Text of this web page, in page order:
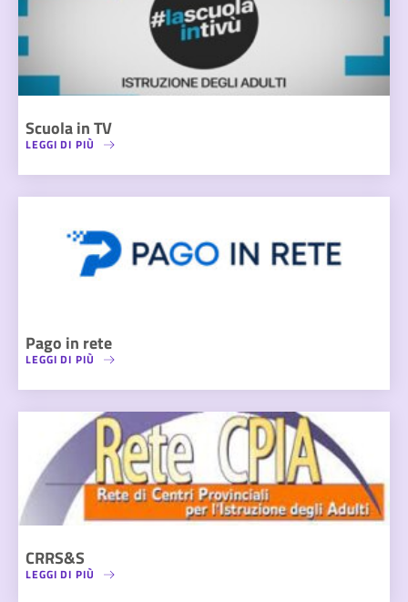
Scuola in TV
LEGGI DI PIÙ
Pago in rete
LEGGI DI PIÙ
CRRS&S
LEGGI DI PIÙ